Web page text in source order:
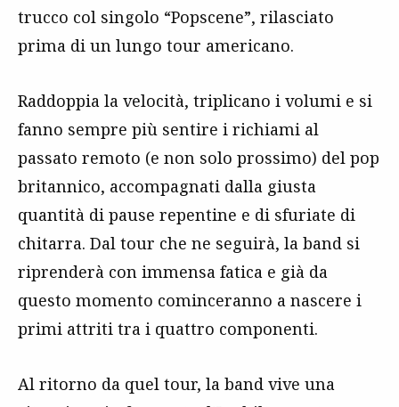
trucco col singolo “Popscene”, rilasciato
prima di un lungo tour americano.
Raddoppia la velocità, triplicano i volumi e si
fanno sempre più sentire i richiami al
passato remoto (e non solo prossimo) del pop
britannico, accompagnati dalla giusta
quantità di pause repentine e di sfuriate di
chitarra. Dal tour che ne seguirà, la band si
riprenderà con immensa fatica e già da
questo momento cominceranno a nascere i
primi attriti tra i quattro componenti.
Al ritorno da quel tour, la band vive una